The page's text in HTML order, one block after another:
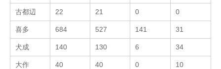
古都辺 22 21 0 0
喜多 684 527 141 31
犬成 140 130 6 34
大作 40 40 0 10